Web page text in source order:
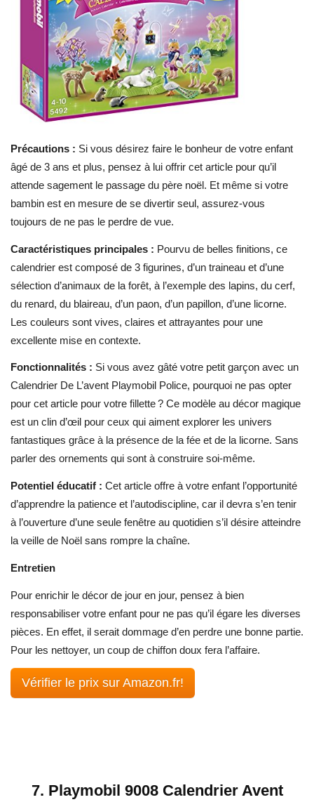
Précautions : Si vous désirez faire le bonheur de votre enfant
âgé de 3 ans et plus, pensez à lui offrir cet article pour qu’il
attende sagement le passage du père noël. Et même si votre
bambin est en mesure de se divertir seul, assurez-vous
toujours de ne pas le perdre de vue.
Caractéristiques principales : Pourvu de belles finitions, ce
calendrier est composé de 3 figurines, d’un traineau et d’une
sélection d’animaux de la forêt, à l’exemple des lapins, du cerf,
du renard, du blaireau, d’un paon, d’un papillon, d’une licorne.
Les couleurs sont vives, claires et attrayantes pour une
excellente mise en contexte.
Fonctionnalités : Si vous avez gâté votre petit garçon avec un
Calendrier De L’avent Playmobil Police, pourquoi ne pas opter
pour cet article pour votre fillette ? Ce modèle au décor magique
est un clin d’œil pour ceux qui aiment explorer les univers
fantastiques grâce à la présence de la fée et de la licorne. Sans
parler des ornements qui sont à construire soi-même.
Potentiel éducatif : Cet article offre à votre enfant l’opportunité
d’apprendre la patience et l’autodiscipline, car il devra s’en tenir
à l’ouverture d’une seule fenêtre au quotidien s’il désire atteindre
la veille de Noël sans rompre la chaîne.
Entretien
Pour enrichir le décor de jour en jour, pensez à bien
responsabiliser votre enfant pour ne pas qu’il égare les diverses
pièces. En effet, il serait dommage d’en perdre une bonne partie.
Pour les nettoyer, un coup de chiffon doux fera l’affaire.
Vérifier le prix sur Amazon.fr!
7. Playmobil 9008 Calendrier Avent